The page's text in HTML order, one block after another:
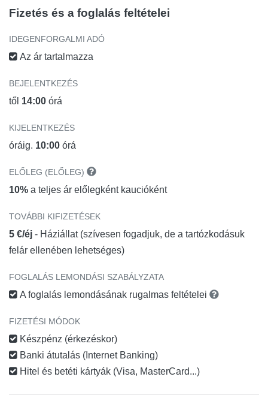
Fizetés és a foglalás feltételei
IDEGENFORGALMI ADÓ
Az ár tartalmazza
BEJELENTKEZÉS
től 14:00 órá
KIJELENTKEZÉS
óráig. 10:00 órá
ELŐLEG (ELŐLEG)
10% a teljes ár előlegként kaucióként
TOVÁBBI KIFIZETÉSEK
5 €/éj - Háziállat (szívesen fogadjuk, de a tartózkodásuk
felár ellenében lehetséges)
FOGLALÁS LEMONDÁSI SZABÁLYZATA
A foglalás lemondásának rugalmas feltételei
FIZETÉSI MÓDOK
Készpénz (érkezéskor)
Banki átutalás (Internet Banking)
Hitel és betéti kártyák (Visa, MasterCard...)